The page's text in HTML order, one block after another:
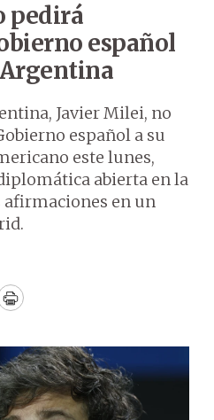
pedirá
español
Argentina
Javier Milei, no
español a su
este lunes,
abierta en la
afirmaciones en un
Print